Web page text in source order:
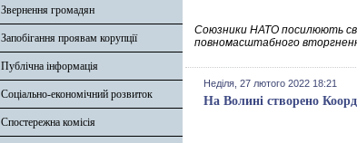
Звернення громадян
Запобігання проявам корупції
Публічна інформація
Соціально-економічний розвиток
Спостережна комісія
Союзники НАТО посилюють
повномасштабного
Неділя, 27 лютого 2022 18:21
На Волині створено